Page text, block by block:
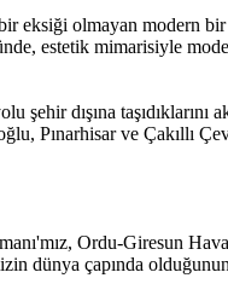
eksiği olmayan modern
estetik mimarisiyle
dışına taşıdıklarını
Pınarhisar ve Çakıllı
Ordu-Giresun
dünya çapında